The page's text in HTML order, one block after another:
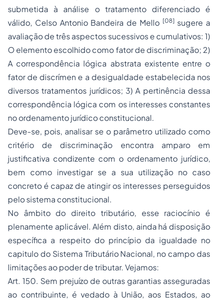
submetida à análise o tratamento diferenciado é
válido, Celso Antonio Bandeira de Mello [08] sugere a
avaliação de três aspectos sucessivos e cumulativos: 1)
O elemento escolhido como fator de discriminação; 2)
A correspondência lógica abstrata existente entre o
fator de discrímen e a desigualdade estabelecida nos
diversos tratamentos jurídicos; 3) A pertinência dessa
correspondência lógica com os interesses constantes
no ordenamento jurídico constitucional.
Deve-se, pois, analisar se o parâmetro utilizado como
critério de discriminação encontra amparo em
justificativa condizente com o ordenamento jurídico,
bem como investigar se a sua utilização no caso
concreto é capaz de atingir os interesses perseguidos
pelo sistema constitucional.
No âmbito do direito tributário, esse raciocínio é
plenamente aplicável. Além disto, ainda há disposição
específica a respeito do princípio da igualdade no
capitulo do Sistema Tributário Nacional, no campo das
limitações ao poder de tributar. Vejamos:
Art. 150. Sem prejuízo de outras garantias asseguradas
ao contribuinte, é vedado à União, aos Estados, ao